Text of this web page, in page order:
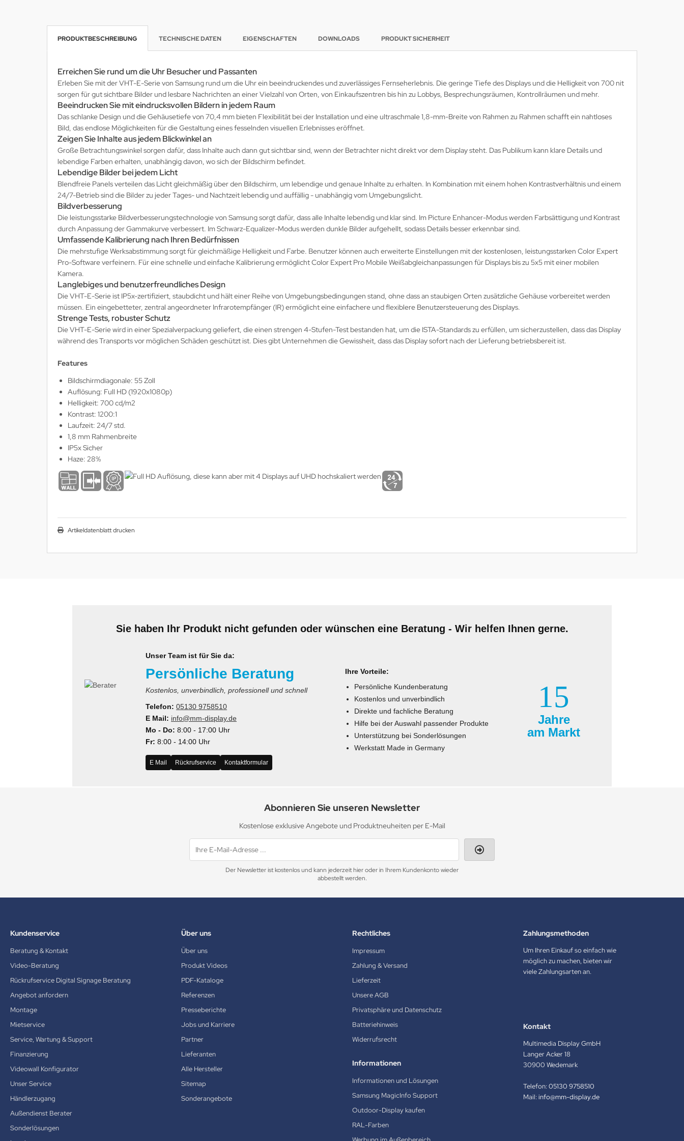
PRODUKTBESCHREIBUNG TECHNISCHE DATEN EIGENSCHAFTEN DOWNLOADS PRODUKT SICHERHEIT
Erreichen Sie rund um die Uhr Besucher und Passanten
Erleben Sie mit der VHT-E-Serie von Samsung rund um die Uhr ein beeindruckendes und zuverlässiges Fernseherlebnis. Die geringe Tiefe des Displays und die Helligkeit von 700 nit
sorgen für gut sichtbare Bilder und lesbare Nachrichten an einer Vielzahl von Orten, von Einkaufszentren bis hin zu Lobbys, Besprechungsräumen, Kontrollräumen und mehr.
Beeindrucken Sie mit eindrucksvollen Bildern in jedem Raum
Das schlanke Design und die Gehäusetiefe von 70,4 mm bieten Flexibilität bei der Installation und eine ultraschmale 1,8-mm-Breite von Rahmen zu Rahmen schafft ein nahtloses
Bild, das endlose Möglichkeiten für die Gestaltung eines fesselnden visuellen Erlebnisses eröffnet.
Zeigen Sie Inhalte aus jedem Blickwinkel an
Große Betrachtungswinkel sorgen dafür, dass Inhalte auch dann gut sichtbar sind, wenn der Betrachter nicht direkt vor dem Display steht. Das Publikum kann klare Details und
lebendige Farben erhalten, unabhängig davon, wo sich der Bildschirm befindet.
Lebendige Bilder bei jedem Licht
Blendfreie Panels verteilen das Licht gleichmäßig über den Bildschirm, um lebendige und genaue Inhalte zu erhalten. In Kombination mit einem hohen Kontrastverhältnis und einem
24/7-Betrieb sind die Bilder zu jeder Tages- und Nachtzeit lebendig und auffällig - unabhängig vom Umgebungslicht.
Bildverbesserung
Die leistungsstarke Bildverbesserungstechnologie von Samsung sorgt dafür, dass alle Inhalte lebendig und klar sind. Im Picture Enhancer-Modus werden Farbsättigung und Kontrast
durch Anpassung der Gammakurve verbessert. Im Schwarz-Equalizer-Modus werden dunkle Bilder aufgehellt, sodass Details besser erkennbar sind.
Umfassende Kalibrierung nach Ihren Bedürfnissen
Die mehrstufige Werksabstimmung sorgt für gleichmäßige Helligkeit und Farbe. Benutzer können auch erweiterte Einstellungen mit der kostenlosen, leistungsstarken Color Expert
Pro-Software verfeinern. Für eine schnelle und einfache Kalibrierung ermöglicht Color Expert Pro Mobile Weißabgleichanpassungen für Displays bis zu 5x5 mit einer mobilen
Kamera.
Langlebiges und benutzerfreundliches Design
Die VHT-E-Serie ist IP5x-zertifiziert, staubdicht und hält einer Reihe von Umgebungsbedingungen stand, ohne dass an staubigen Orten zusätzliche Gehäuse vorbereitet werden
müssen. Ein eingebetteter, zentral angeordneter Infrarotempfänger (IR) ermöglicht eine einfachere und flexiblere Benutzersteuerung des Displays.
Strenge Tests, robuster Schutz
Die VHT-E-Serie wird in einer Spezialverpackung geliefert, die einen strengen 4-Stufen-Test bestanden hat, um die ISTA-Standards zu erfüllen, um sicherzustellen, dass das Display
während des Transports vor möglichen Schäden geschützt ist. Dies gibt Unternehmen die Gewissheit, dass das Display sofort nach der Lieferung betriebsbereit ist.
Features
Bildschirmdiagonale: 55 Zoll
Auflösung: Full HD (1920x1080p)
Helligkeit: 700 cd/m2
Kontrast: 1200:1
Laufzeit: 24/7 std.
1,8 mm Rahmenbreite
IP5x Sicher
Haze: 28%
Artikeldatenblatt drucken
Sie haben Ihr Produkt nicht gefunden oder wünschen eine Beratung - Wir helfen Ihnen gerne.
Unser Team ist für Sie da:
Persönliche Beratung
Kostenlos, unverbindlich, professionell und schnell
Telefon: 05130 9758510
E Mail: info@mm-display.de
Mo - Do: 8:00 - 17:00 Uhr
Fr: 8:00 - 14:00 Uhr
E Mail Rückrufservice Kontaktformular
Ihre Vorteile:
Persönliche Kundenberatung
Kostenlos und unverbindlich
Direkte und fachliche Beratung
Hilfe bei der Auswahl passender Produkte
Unterstützung bei Sonderlösungen
Werkstatt Made in Germany
15
Jahre
am Markt
Abonnieren Sie unseren Newsletter
Kostenlose exklusive Angebote und Produktneuheiten per E-Mail
Der Newsletter ist kostenlos und kann jederzeit hier oder in Ihrem Kundenkonto wieder
abbestellt werden.
Kundenservice
Beratung & Kontakt
Video-Beratung
Rückrufservice Digital Signage Beratung
Angebot anfordern
Montage
Mietservice
Service, Wartung & Support
Finanzierung
Videowall Konfigurator
Unser Service
Händlerzugang
Außendienst Berater
Sonderlösungen
Über uns
Über uns
Produkt Videos
PDF-Kataloge
Referenzen
Presseberichte
Jobs und Karriere
Partner
Lieferanten
Alle Hersteller
Sitemap
Sonderangebote
Rechtliches
Impressum
Zahlung & Versand
Lieferzeit
Unsere AGB
Privatsphäre und Datenschutz
Batteriehinweis
Widerrufsrecht
Informationen
Informationen und Lösungen
Samsung MagicInfo Support
Outdoor-Display kaufen
RAL-Farben
Zahlungsmethoden
Um Ihren Einkauf so einfach wie
möglich zu machen, bieten wir
viele Zahlungsarten an.
Kontakt
Multimedia Display GmbH
Langer Acker 18
30900 Wedemark
Telefon:05130 9758510
Mail:info@mm-display.de